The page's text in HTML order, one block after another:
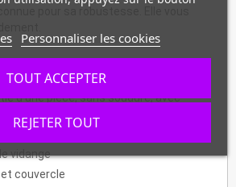
pour sa robustesse. Elle vous
inox
d'une pièce, sans soudure, avec
vidange
et couvercle
Personnaliser les cookies
REJETER TOUT
TOUT ACCEPTER